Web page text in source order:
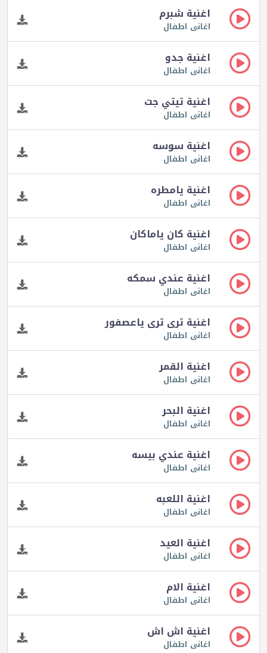
اغنية شبرم
اغانى اطفال
اغنية جدو
اغانى اطفال
اغنية تيتي جت
اغانى اطفال
اغنية سوسه
اغانى اطفال
اغنية يامطره
اغانى اطفال
اغنية كان ياماكان
اغانى اطفال
اغنية عندي سمكه
اغانى اطفال
اغنية ترى ترى ياعصفور
اغانى اطفال
اغنية القمر
اغانى اطفال
اغنية البحر
اغانى اطفال
اغنية عندي بيسه
اغانى اطفال
اغنية اللعبه
اغانى اطفال
اغنية العيد
اغانى اطفال
اغنية الام
اغانى اطفال
اغنية اش اش
اغانى اطفال